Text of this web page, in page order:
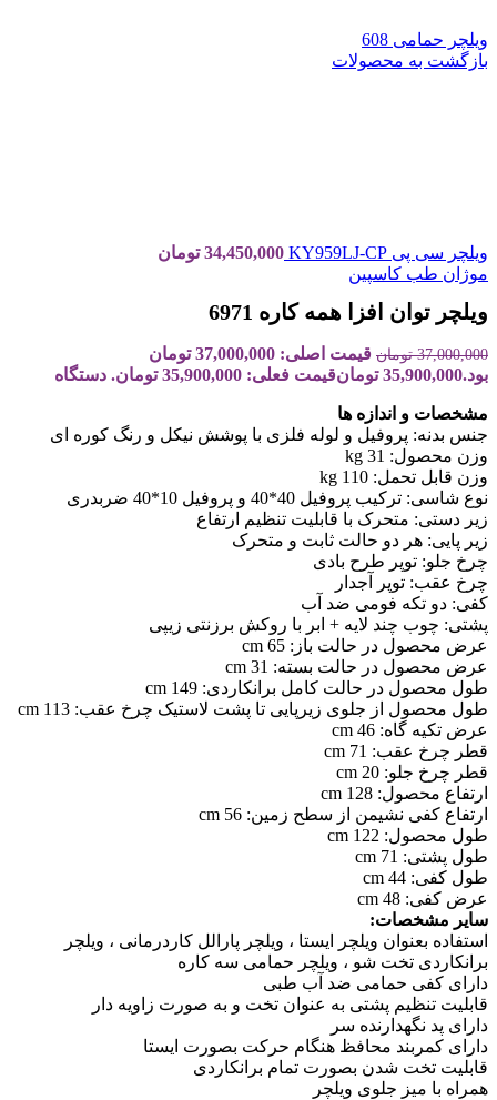
ویلچر حمامی 608
بازگشت به محصولات
ویلچر سی پی KY959LJ-CP 34,450,000 تومان
موژان طب کاسپین
ویلچر توان افزا همه کاره 6971
37,000,000 تومان
قیمت اصلی: 37,000,000 تومان
بود.35,900,000 تومانقیمت فعلی: 35,900,000 تومان. دستگاه
مشخصات و اندازه ها
جنس بدنه: پروفیل و لوله فلزی با پوشش نیکل و رنگ کوره ای
وزن محصول: 31 kg
وزن قابل تحمل: 110 kg
نوع شاسی: ترکیب پروفیل 40*40 و پروفیل 10*40 ضربدری
زیر دستی: متحرک با قابلیت تنظیم ارتفاع
زیر پایی: هر دو حالت ثابت و متحرک
چرخ جلو: توپر طرح بادی
چرخ عقب: توپر آجدار
کفی: دو تکه فومی ضد آب
پشتی: چوب چند لایه + ابر با روکش برزنتی زیپی
عرض محصول در حالت باز: 65 cm
عرض محصول در حالت بسته: 31 cm
طول محصول در حالت کامل برانکاردی: 149 cm
طول محصول از جلوی زیرپایی تا پشت لاستیک چرخ عقب: 113 cm
عرض تکیه گاه: 46 cm
قطر چرخ عقب: 71 cm
قطر چرخ جلو: 20 cm
ارتفاع محصول: 128 cm
ارتفاع کفی نشیمن از سطح زمین: 56 cm
طول محصول: 122 cm
طول پشتی: 71 cm
طول کفی: 44 cm
عرض کفی: 48 cm
سایر مشخصات:
استفاده بعنوان ویلچر ایستا ، ویلچر پارالل کاردرمانی ، ویلچر
برانکاردی تخت شو ، ویلچر حمامی سه کاره
دارای کفی حمامی ضد آب طبی
قابلیت تنظیم پشتی به عنوان تخت و به صورت زاویه دار
دارای پد نگهدارنده سر
دارای کمربند محافظ هنگام حرکت بصورت ایستا
قابلیت تخت شدن بصورت تمام برانکاردی
همراه با میز جلوی ویلچر